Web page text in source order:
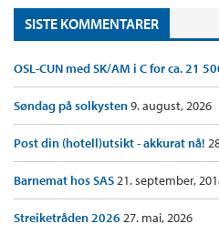
SISTE KOMMENTARER
OSL-CUN med SK/AM i C for ca. 21
Søndag på solkysten9. august, 2026
Post din (hotell)utsikt - akkurat nå!
Barnemat hos SAS21. september,
Streiketråden 2026 27. mai, 2026